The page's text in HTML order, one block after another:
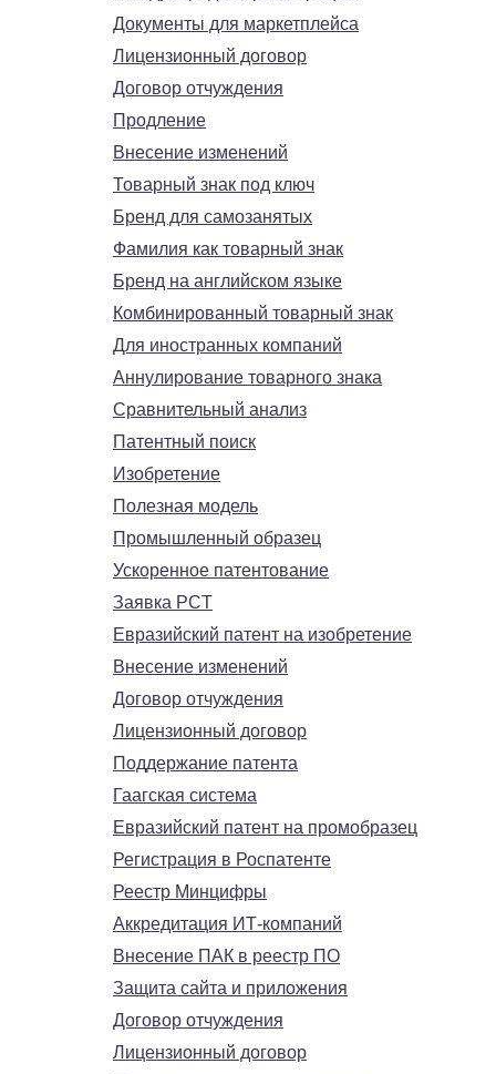
Документы для маркетплейса
Лицензионный договор
Договор отчуждения
Продление
Внесение изменений
Товарный знак под ключ
Бренд для самозанятых
Фамилия как товарный знак
Бренд на английском языке
Комбинированный товарный знак
Для иностранных компаний
Аннулирование товарного знака
Сравнительный анализ
Патентный поиск
Изобретение
Полезная модель
Промышленный образец
Ускоренное патентование
Заявка PCT
Евразийский патент на изобретение
Внесение изменений
Договор отчуждения
Лицензионный договор
Поддержание патента
Гаагская система
Евразийский патент на промобразец
Регистрация в Роспатенте
Реестр Минцифры
Аккредитация ИТ-компаний
Внесение ПАК в реестр ПО
Защита сайта и приложения
Договор отчуждения
Лицензионный договор